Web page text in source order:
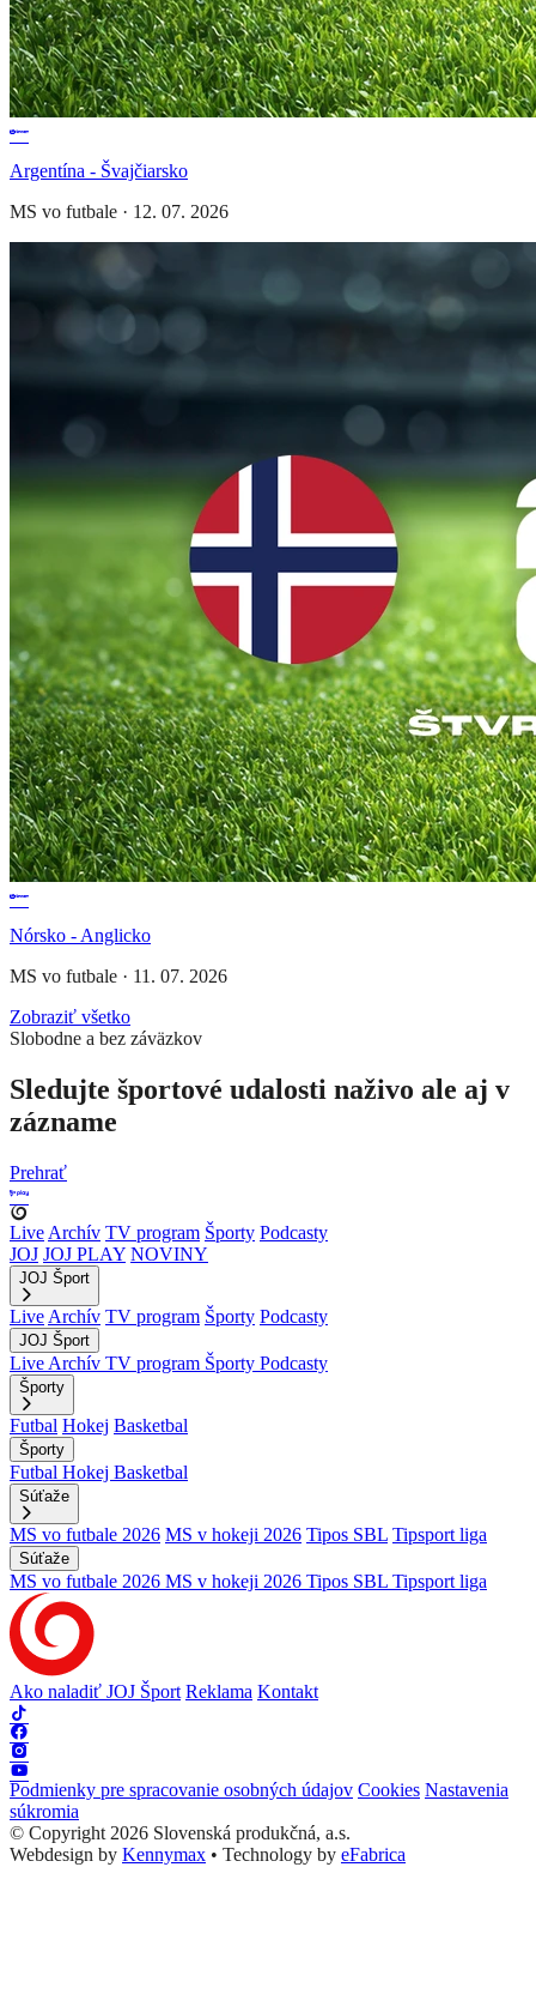
Argentína - Švajčiarsko
MS vo futbale · 12. 07. 2026
Nórsko - Anglicko
MS vo futbale · 11. 07. 2026
Zobraziť všetko
Slobodne a bez záväzkov
Sledujte športové udalosti naživo ale aj v
zázname
Prehrať
Live Archív TV program Športy Podcasty
JOJ JOJ PLAY NOVINY
JOJ Šport
Live Archív TV program Športy Podcasty
JOJ Šport
Live Archív TV program Športy Podcasty
Športy
Futbal Hokej Basketbal
Športy
Futbal Hokej Basketbal
Súťaže
MS vo futbale 2026 MS v hokeji 2026 Tipos SBL Tipsport liga
Súťaže
MS vo futbale 2026 MS v hokeji 2026 Tipos SBL Tipsport liga
Ako naladiť JOJ Šport Reklama Kontakt
Podmienky pre spracovanie osobných údajov Cookies Nastavenia
súkromia
© Copyright 2026 Slovenská produkčná, a.s.
Webdesign by Kennymax • Technology by eFabrica